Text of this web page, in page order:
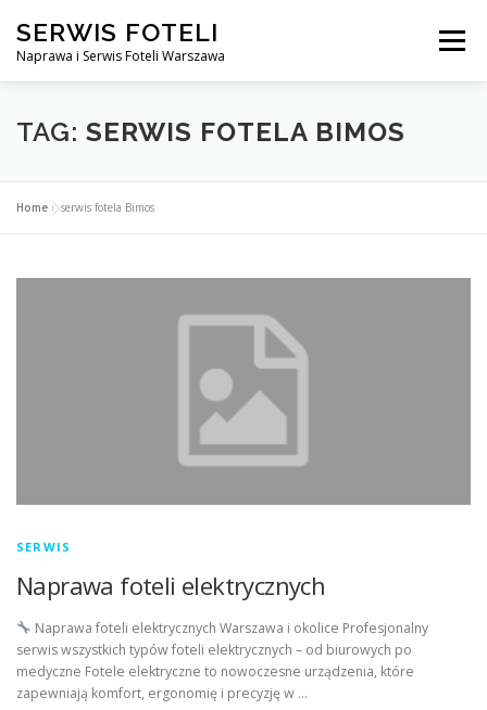
treści
SERWIS FOTELI
Naprawa i Serwis Foteli Warszawa
Menu
NAPRAWA FOTELI DENTYSTYCZNE I MEDYCZNE
CENNIK USŁUG
TAG: SERWIS FOTELA BIMOS
Home »serwis fotela Bimos
SERWIS
Naprawa foteli elektrycznych
Naprawa foteli elektrycznych Warszawa i okolice Profesjonalny
serwis wszystkich typów foteli elektrycznych – od biurowych po
medyczne Fotele elektryczne to nowoczesne urządzenia, które
zapewniają komfort, ergonomię i precyzję w …